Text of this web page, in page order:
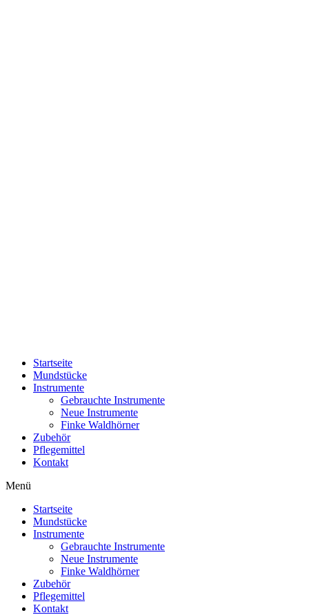
Startseite
Mundstücke
Instrumente
Gebrauchte Instrumente
Neue Instrumente
Finke Waldhörner
Zubehör
Pflegemittel
Kontakt
Menü
Startseite
Mundstücke
Instrumente
Gebrauchte Instrumente
Neue Instrumente
Finke Waldhörner
Zubehör
Pflegemittel
Kontakt